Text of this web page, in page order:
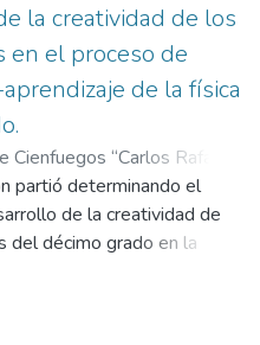
la creatividad de los
en el proceso de
de la física
Cienfuegos “Carlos Rafael
de Ciencias
Departamento
,2018-06-04)Aguila
partió determinando el
de la creatividad de
del décimo grado en la
del IPU Eduardo García
el proceso de